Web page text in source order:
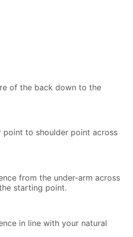
of the back down to the
point to shoulder point across
from the under-arm across
starting point.
in line with your natural